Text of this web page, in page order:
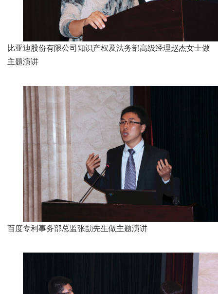
比亚迪股份有限公司知识产权及法务部高级经理赵杰女士做
主题演讲
百度专利事务部总监张劼先生做主题演讲